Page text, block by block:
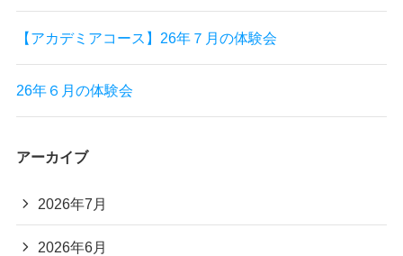
【アカデミアコース】26年７月の体験会
26年６月の体験会
アーカイブ
2026年7月
2026年6月